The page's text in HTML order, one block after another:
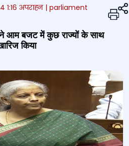
1:16 अपराह्न | parliament
ने आम बजट में कुछ राज्‍यों के साथ
किया